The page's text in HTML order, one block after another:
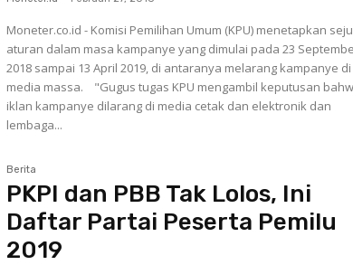
Moneter.co.id - Komisi Pemilihan Umum (KPU) menetapkan
aturan dalam masa kampanye yang dimulai pada 23
2018 sampai 13 April 2019, di antaranya melarang kampanye di
media massa. "Gugus tugas KPU mengambil keputusan bahwa
iklan kampanye dilarang di media cetak dan elektronik dan
lembaga...
Berita
PKPI dan PBB Tak Lolos, Ini
Daftar Partai Peserta Pemilu
2019